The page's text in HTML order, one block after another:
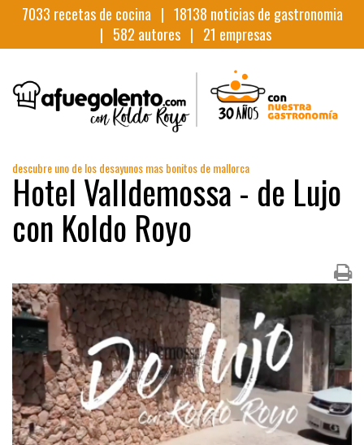
7033 recetas de cocina | 18138 noticias de gastronomia
| 582 autores | 21 empresas
descubre uno de los desayunos mas bonitos de mallorca
Hotel Valldemossa - de Lujo
con Koldo Royo